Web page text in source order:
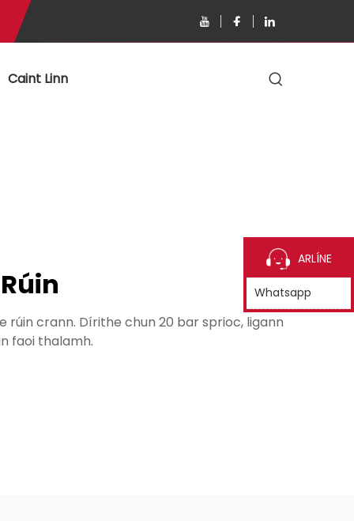
Caint Linn
crann. Dírithe chun 20 bar sprioc, ligann
faoi thalamh.
ARLÍNE
Whatsapp